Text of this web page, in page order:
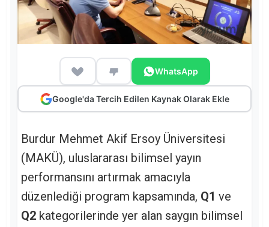
WhatsApp
Google'da Tercih Edilen Kaynak Olarak Ekle
Burdur Mehmet Akif Ersoy Üniversitesi
(MAKÜ), uluslararası bilimsel yayın
performansını artırmak amacıyla
düzenlediği program kapsamında, Q1 ve
Q2 kategorilerinde yer alan saygın bilimsel